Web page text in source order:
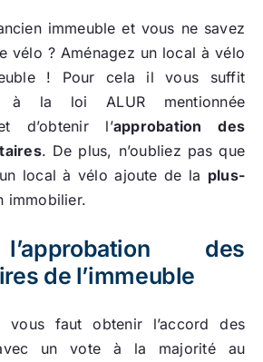
immeuble et vous ne savez
vélo ? Aménagez un local à vélo
! Pour cela il vous suffit
à la loi ALUR mentionnée
d’obtenir l’approbation des
. De plus, n’oubliez pas que
local à vélo ajoute de la plus-
immobilier.
des
de l’immeuble
faut obtenir l’accord des
un vote à la majorité au